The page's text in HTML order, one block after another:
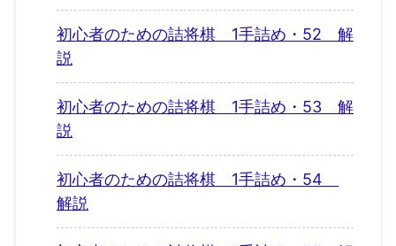
初心者のための詰将棋 1手詰め・52 解
説
初心者のための詰将棋 1手詰め・53 解
説
初心者のための詰将棋 1手詰め・54
解説